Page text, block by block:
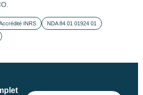
INRS NDA 84 01 01924 01